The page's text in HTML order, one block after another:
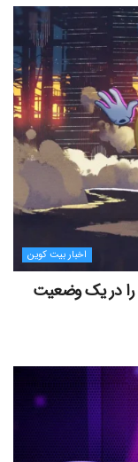
اخبار بیت کوین
۸۵ باگ بحرانی را در یک وضعیت